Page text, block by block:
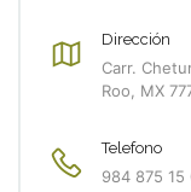
Dirección
Carr.
Roo, MX
Telefono
984 875 15